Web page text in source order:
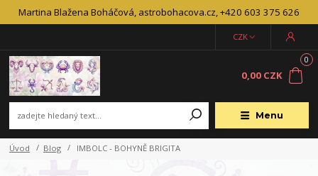
Martina Blažena Boháčová, astrobohacova.cz, +420 603 375 626
Menu
CZK
0
0,00 CZK
Úvod Blog IMBOLC - BOHYNĚ BRIGITA